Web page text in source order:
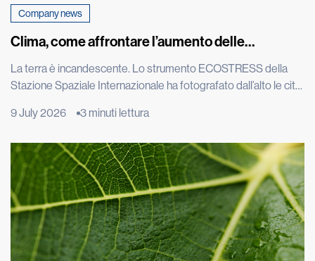
Company news
Clima, come affrontare l’aumento delle
La terra è incandescente. Lo strumento ECOSTRESS della
Stazione Spaziale Internazionale ha fotografato dall’alto le città
decenni e le immagini satellitari di Roma, Parigi e Madrid
nel cemento è visibile persino dallo spazio. L’effetto isola di
calore è un […]
9 July 2026 3 minuti lettura